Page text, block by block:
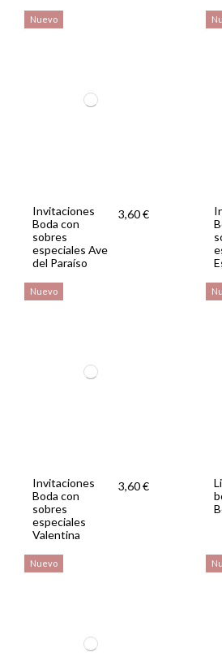
Nuevo
Invitaciones
Boda con
sobres
especiales Ave
del Paraíso
3,60 €
Nuevo
Invitaciones
Boda con
sobres
especiales
Valentina
3,60 €
Nuevo